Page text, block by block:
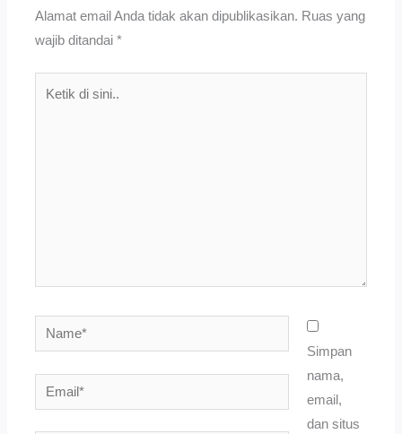
Alamat email Anda tidak akan dipublikasikan. Ruas yang
wajib ditandai*
Name*
Email*
Simpan
nama,
email,
dan situs